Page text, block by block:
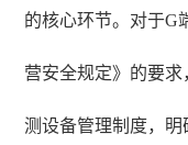
的核心环节。对于G
营安全规定》的要
测设备管理制度，